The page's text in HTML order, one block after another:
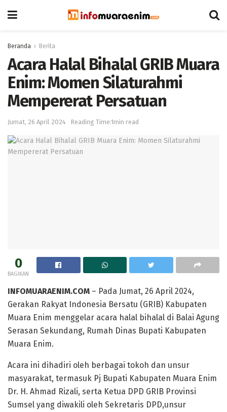
Beranda Berita
Acara Halal Bihalal GRIB Muara
Enim: Momen Silaturahmi
Mempererat Persatuan
Jumat, 26 April 2024 Reading Time:1min read
0
BAGIKAN
INFOMUARAENIM.COM – Pada Jumat, 26 April 2024,
Gerakan Rakyat Indonesia Bersatu (GRIB) Kabupaten
Muara Enim menggelar acara halal bihalal di Balai Agung
Serasan Sekundang, Rumah Dinas Bupati Kabupaten
Muara Enim.
Acara ini dihadiri oleh berbagai tokoh dan unsur
masyarakat, termasuk Pj Bupati Kabupaten Muara Enim
Dr. H. Ahmad Rizali, serta Ketua DPD GRIB Provinsi
Sumsel yang diwakili oleh Sekretaris DPD,unsur